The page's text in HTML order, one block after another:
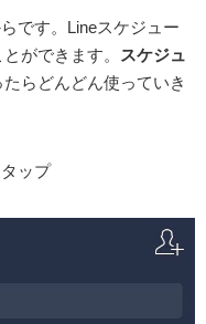
です。Lineスケジュー
ができます。
スケジュ
らどんどん使っていき
ップ